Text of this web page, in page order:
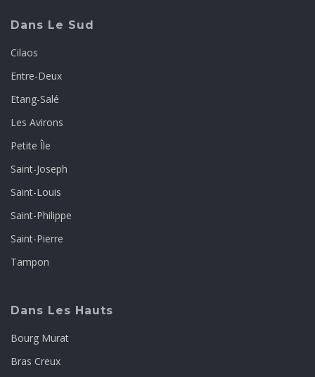
Dans Le Sud
Cilaos
Entre-Deux
Etang-Salé
Les Avirons
Petite Île
Saint-Joseph
Saint-Louis
Saint-Philippe
Saint-Pierre
Tampon
Dans Les Hauts
Bourg Murat
Bras Creux